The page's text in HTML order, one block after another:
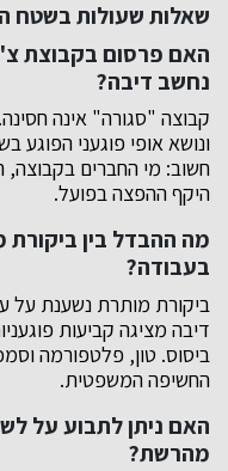
שאלות שעולות בשטח
האם פרסום בקבוצת
נחשב דיבה?
קבוצה "סגורה" אינה
ונושא אופי פוגעני הפוגע
חשוב: מי החברים בקבוצה,
היקף ההפצה בפועל.
מה ההבדל בין ביקורת
בעבודה?
ביקורת מותרת נשענת על
דיבה מציגה קביעות
ביסוס. טון, פלטפורמה
החשיפה המשפטית.
האם ניתן לתבוע על
מהרשת?